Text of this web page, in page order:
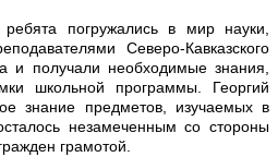
погружались в мир науки,
Северо-Кавказского
и получали необходимые знания,
школьной программы. Георгий
знание предметов, изучаемых в
незамеченным со стороны
грамотой.